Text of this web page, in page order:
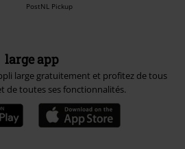
PostNL Pickup
large app
large gratuitement et profitez de tous
de toutes ses fonctionnalités.